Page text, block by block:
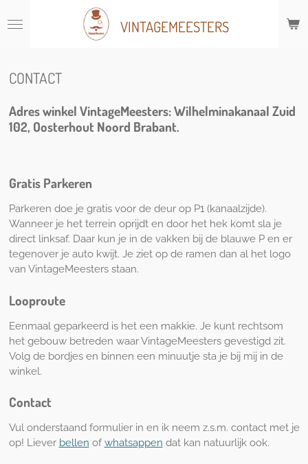
direct
hoofdinhoud
VINTAGEMEESTERS
CONTACT
Adres winkel VintageMeesters:Wilhelminakanaal Zuid
102, Oosterhout Noord Brabant.
Gratis Parkeren
Parkeren doe je gratis voor de deur op P1 (kanaalzijde).
Wanneer je het terrein oprijdt en door het hek komt sla je
direct linksaf. Daar kun je in de vakken bij de blauwe P en er
tegenover je auto kwijt. Je ziet op de ramen dan al het logo
van VintageMeesters staan.
Looproute
Eenmaal geparkeerd is het een makkie. Je kunt rechtsom
het gebouw betreden waar VintageMeesters gevestigd zit.
Volg de bordjes en binnen een minuutje sta je bij mij in de
winkel.
Contact
Vul onderstaand formulier in en ik neem z.s.m. contact met je
op! Liever bellen ofwhatsappen dat kan natuurlijk ook.